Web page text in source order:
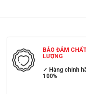
BẢO ĐẢM
LƯỢNG
✓ Hàng chính
100%